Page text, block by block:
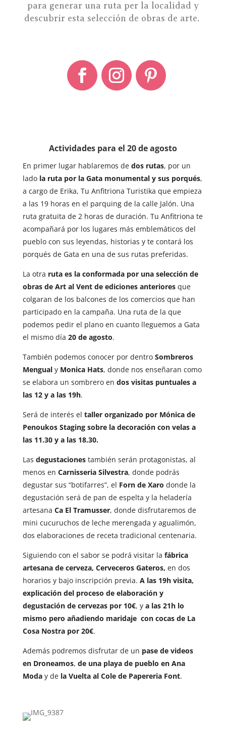
para generar una ruta per la localidad y
descubrir esta selección de obras de arte.
Actividades para el 20 de agosto
En primer lugar hablaremos de dos rutas, por un
lado la ruta por la Gata monumental y sus porqués,
a cargo de Erika, Tu Anfitriona Turistika que empieza
a las 19 horas en el parquing de la calle Jalón. Una
ruta gratuita de 2 horas de duración. Tu Anfitriona te
acompañará por los lugares más emblemáticos del
pueblo con sus leyendas, historias y te contará los
porqués de Gata en una de sus rutas preferidas.
La otra ruta es la conformada por una selección de
obras de Art al Vent de ediciones anterioresque
colgaran de los balcones de los comercios que han
participado en la campaña. Una ruta de la que
podemos pedir el plano en cuanto lleguemos a Gata
el mismo día 20 de agosto.
También podemos conocer por dentro Sombreros
Mengualy Monica Hats, donde nos enseñaran como
se elabora un sombrero en dos visitas puntuales a
las 12 y a las 19h.
Será de interés el taller organizado por Mónica de
Penoukos Staging sobre la decoración con velas a
las 11.30 y a las 18.30.
Las degustacionestambién serán protagonistas, al
menos en Carnisseria Silvestra, donde podrás
degustar sus “botifarres”, el Forn de Xaro donde la
degustación será de pan de espelta y la heladería
artesana Ca El Tramusser, donde disfrutaremos de
mini cucuruchos de leche merengada y agualimón,
dos elaboraciones de receta tradicional centenaria.
Siguiendo con el sabor se podrá visitar la fábrica
artesana de cerveza, Cerveceros Gateros, en dos
horarios y bajo inscripción previa. A las 19h visita,
explicación del proceso de elaboración y
degustación de cervezas por 10€, y a las 21h lo
mismo pero añadiendo maridaje con cocas de La
Cosa Nostra por 20€.
Además podremos disfrutar de un pase de videos
en Droneamos, de una playa de pueblo en Ana
Moday de la Vuelta al Cole de Papereria Font.